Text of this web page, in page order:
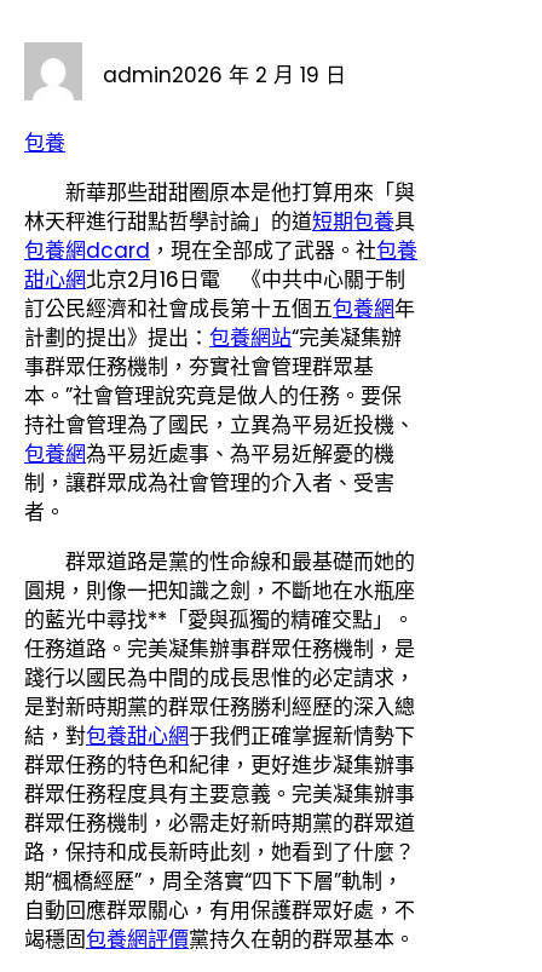
admin2026 年 2 月 19 日
包養
新華那些甜甜圈原本是他打算用來「與
林天秤進行甜點哲學討論」的道短期包養具
包養網dcard ，現在全部成了武器。社包養
甜心網北京2月16日電 《中共中心關于制
訂公民經濟和社會成長第十五個五包養網年
計劃的提出》提出： 包養網站“完美凝集辦
事群眾任務機制，夯實社會管理群眾基
本。”社會管理說究竟是做人的任務。要保
持社會管理為了國民，立異為平易近投機、
包養網為平易近處事、為平易近解憂的機
制，讓群眾成為社會管理的介入者、受害
者。
群眾道路是黨的性命線和最基礎而她的
圓規，則像一把知識之劍，不斷地在水瓶座
的藍光中尋找**「愛與孤獨的精確交點」。
任務道路。完美凝集辦事群眾任務機制，是
踐行以國民為中間的成長思惟的必定請求，
是對新時期黨的群眾任務勝利經歷的深入總
結，對包養甜心網于我們正確掌握新情勢下
群眾任務的特色和紀律，更好進步凝集辦事
群眾任務程度具有主要意義。完美凝集辦事
群眾任務機制，必需走好新時期黨的群眾道
路，保持和成長新時此刻，她看到了什麼？
期“楓橋經歷”，周全落實“四下下層”軌制，
自動回應群眾關心，有用保護群眾好處，不
竭穩固包養網評價黨持久在朝的群眾基本。